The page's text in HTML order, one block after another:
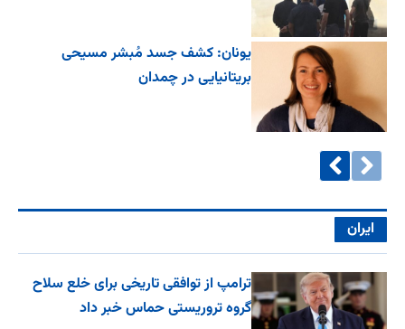
یونان: کشف جسد مُبشر مسیحی
بریتانیایی در چمدان
ایران
ترامپ از توافقی تاریخی برای خلع ‌سلاح
گروه تروریستی حماس خبر داد